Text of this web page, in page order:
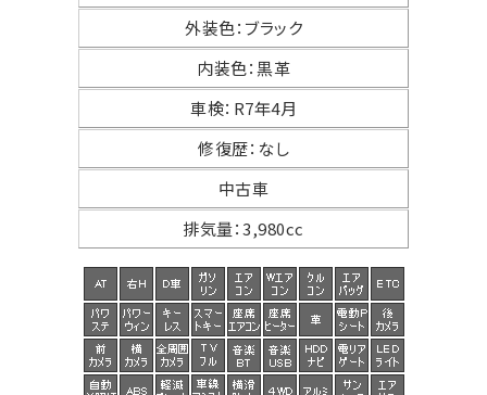
外装色： ブラック
内装色：黒革
車検： R7年4月
修復歴： なし
中古車
排気量：3,980cc